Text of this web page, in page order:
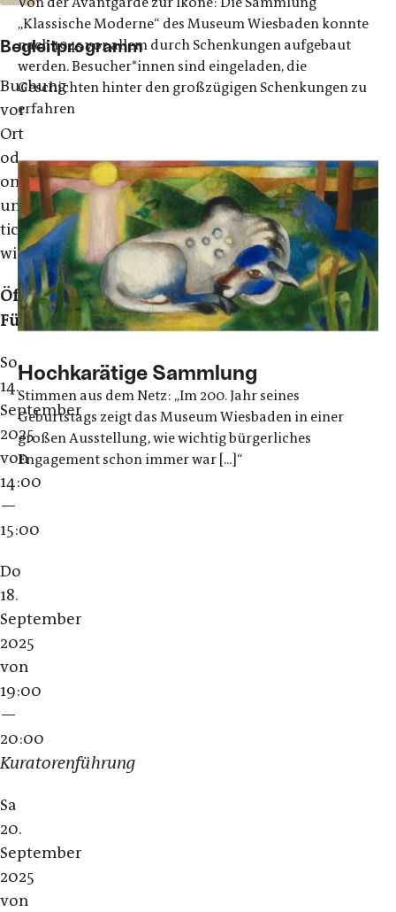
Begleitprogramm
Buchung
vor
Ort
oder
online
unter:
tickets.museum-
wiesbaden.de
Öffentliche
Führungen*
So,
14.
September
2025
von
14:00
—
15:00
Do
18.
September
2025
von
19:00
—
20:00
Kuratorenführung
Sa
20.
September
2025
von
„Klassische Moderne“ des Museum Wiesbaden konnte
nach 1945 vor allem durch Schenkungen aufgebaut
werden. Besucher*innen sind eingeladen, die
Geschichten hinter den großzügigen Schenkungen zu
erfahren
Hochkarätige Sammlung
Stimmen aus dem Netz: „Im 200. Jahr seines
Geburtstags zeigt das Museum Wiesbaden in einer
großen Ausstellung, wie wichtig bürgerliches
Engagement schon immer war [...]“